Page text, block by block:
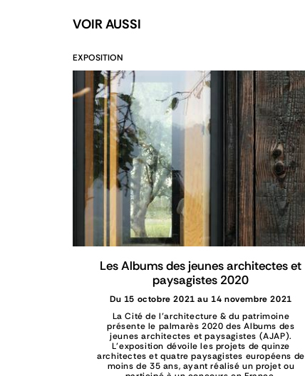
VOIR AUSSI
EXPOSITION
Les Albums des jeunes architectes et
paysagistes 2020
Du 15 octobre 2021 au 14 novembre 2021
La Cité de l’architecture & du patrimoine
présente le palmarès 2020 des Albums des
jeunes architectes et paysagistes (AJAP).
L’exposition dévoile les projets de quinze
architectes et quatre paysagistes européens de
moins de 35 ans, ayant réalisé un projet ou